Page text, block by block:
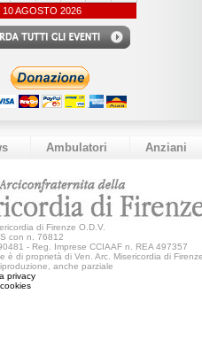
10 AGOSTO 2026
Ambulatori Anziani
di Firenze O.D.V.
con n. 76812
- Reg. Imprese CCIAAF n. REA 497357
è di proprietà di Ven. Arc. Misericordia di
anche parziale
privacy